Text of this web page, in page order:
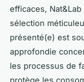
efficaces,
sélection
présenté(e) est
approfondie
les processus de
protège les